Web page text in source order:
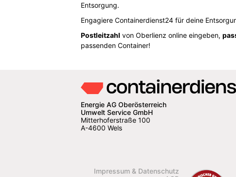
Entsorgung.
Engagiere Containerdienst24 für deine
Postleitzahl von Oberlienz online eingeben,
passenden Container!
Energie AG Oberösterreich
Umwelt Service GmbH
Mitterhoferstraße 100
A-4600 Wels
Impressum & Datenschutz